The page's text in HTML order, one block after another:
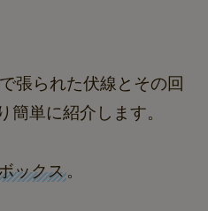
張られた伏線とその回
簡単に紹介します。
ックス。